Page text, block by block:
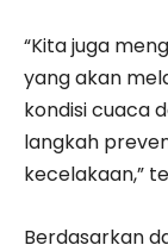
“Kita juga
yang akan
kondisi cuaca
langkah
kecelakaan,”
Berdasarkan